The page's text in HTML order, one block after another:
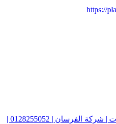
https://
ونش انقاذ سيارات فى الكيت كات | شركة الفرسان | 0128255052 |